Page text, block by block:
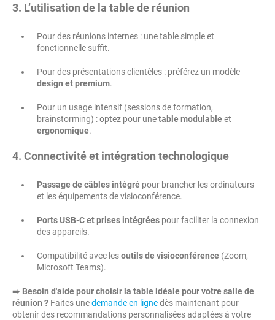
3. L’utilisation de la table de réunion
Pour des réunions internes : une table simple et
fonctionnelle suffit.
Pour des présentations clientèles : préférez un modèle
design et premium.
Pour un usage intensif (sessions de formation,
brainstorming) : optez pour unetable modulableet
ergonomique.
4. Connectivité et intégration technologique
Passage de câbles intégré pour brancher les ordinateurs
et les équipements de visioconférence.
Ports USB-C et prises intégrées pour faciliter la connexion
des appareils.
Compatibilité avec lesoutils de visioconférence (Zoom,
Microsoft Teams).
➡️ Besoin d'aide pour choisir la table idéale pour votre salle de
réunion ? Faites unedemande en lignedès maintenant pour
obtenir des recommandations personnalisées adaptées à votre